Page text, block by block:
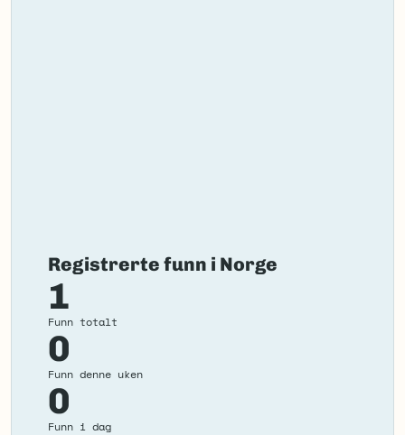
Registrerte funn i Norge
1
Funn totalt
0
Funn denne uken
0
Funn i dag